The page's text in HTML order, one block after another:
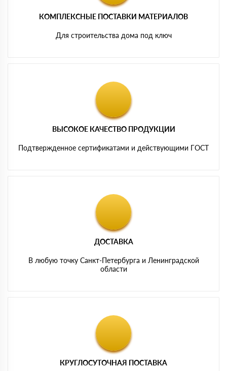
КОМПЛЕКСНЫЕ ПОСТАВКИ МАТЕРИАЛОВ
Для строительства дома под ключ
ВЫСОКОЕ КАЧЕСТВО ПРОДУКЦИИ
Подтвержденное сертификатами и действующими ГОСТ
ДОСТАВКА
В любую точку Санкт-Петербурга и Ленинградской
области
КРУГЛОСУТОЧНАЯ ПОСТАВКА